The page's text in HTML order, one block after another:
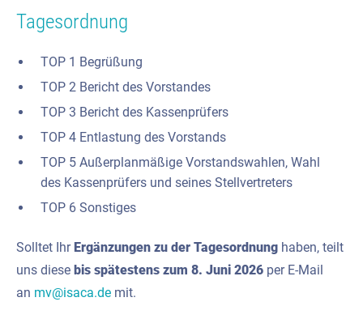
Tagesordnung
TOP 1 Begrüßung
TOP 2 Bericht des Vorstandes
TOP 3 Bericht des Kassenprüfers
TOP 4 Entlastung des Vorstands
TOP 5 Außerplanmäßige Vorstandswahlen, Wahl
des Kassenprüfers und seines Stellvertreters
TOP 6 Sonstiges
Solltet IhrErgänzungen zu der Tagesordnung haben, teilt
uns diese bis spätestens zum 8. Juni 2026 per E-Mail
an mv@isaca.de mit.